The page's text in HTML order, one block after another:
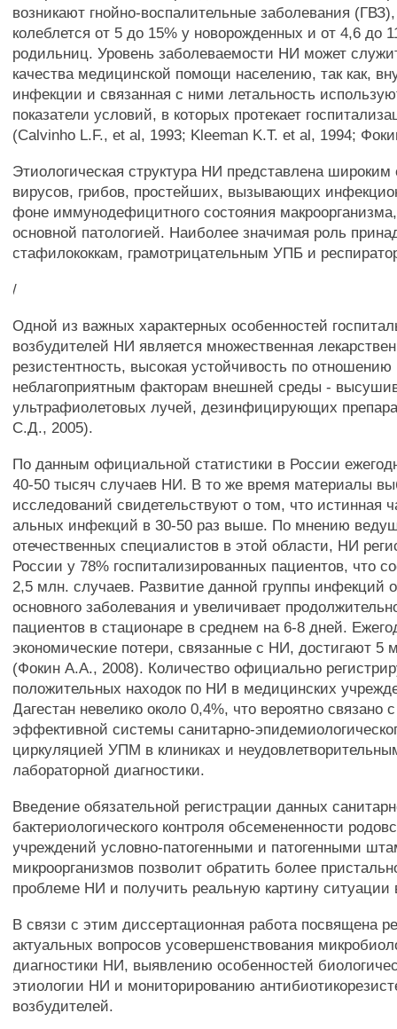
возникают гнойно-воспалительные заболевания
колеблется от 5 до 15% у новорожденных и от 4,6 до
родильниц. Уровень заболеваемости НИ может
качества медицинской помощи населению, так как,
инфекции и связанная с ними летальность
показатели условий, в которых протекает
(Calvinho L.F., et al, 1993; Kleeman K.T. et al, 1994;
Этиологическая структура НИ представлена
вирусов, грибов, простейших, вызывающих
фоне иммунодефицитного состояния
основной патологией. Наиболее значимая роль
стафилококкам, грамотрицательным УПБ и
/
Одной из важных характерных особенностей
возбудителей НИ является множественная
резистентность, высокая устойчивость по отношению
неблагоприятным факторам внешней среды -
ультрафиолетовых лучей, дезинфицирующих
С.Д., 2005).
По данным официальной статистики в России
40-50 тысяч случаев НИ. В то же время материалы
исследований свидетельствуют о том, что истинная
альных инфекций в 30-50 раз выше. По мнению
отечественных специалистов в этой области, НИ
России у 78% госпитализированных пациентов, что
2,5 млн. случаев. Развитие данной группы инфекций
основного заболевания и увеличивает
пациентов в стационаре в среднем на 6-8 дней.
экономические потери, связанные с НИ, достигают 5
(Фокин А.А., 2008). Количество официально
положительных находок по НИ в медицинских
Дагестан невелико около 0,4%, что вероятно связано
эффективной системы санитарно-
циркуляцией УПМ в клиниках и
лабораторной диагностики.
Введение обязательной регистрации данных
бактериологического контроля обсемененности
учреждений условно-патогенными и патогенными
микроорганизмов позволит обратить более
проблеме НИ и получить реальную картину
В связи с этим диссертационная работа посвящена
актуальных вопросов усовершенствования
диагностики НИ, выявлению особенностей
этиологии НИ и мониторированию
возбудителей.